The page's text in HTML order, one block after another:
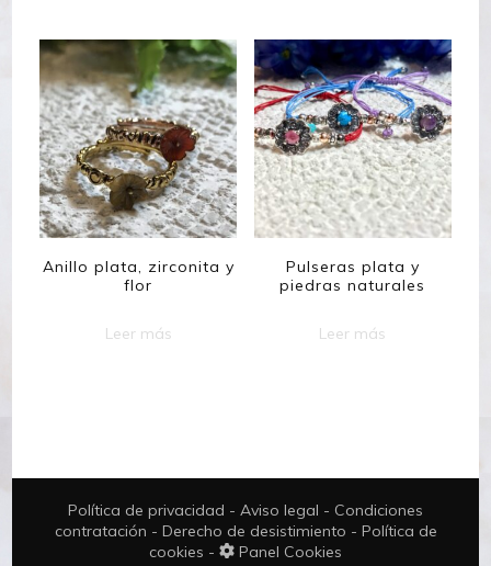
Anillo plata, zirconita y
flor
Leer más
Pulseras plata y
piedras naturales
Leer más
Política de privacidad - Aviso legal - Condiciones
contratación - Derecho de desistimiento - Política de
cookies - Panel Cookies